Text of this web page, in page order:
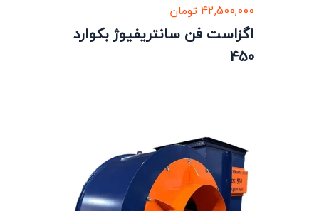
42,500,000تومان
اگزاست فن سانتریفیوژ بکوارد
450